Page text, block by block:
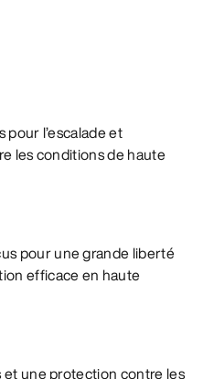
l’escalade et
les conditions de haute
pour une grande liberté
efficace en haute
une protection contre les